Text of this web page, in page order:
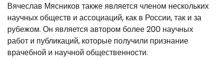
Вячеслав Мясников также является членом нескольких
научных обществ и ассоциаций, как в России, так и за
рубежом. Он является автором более 200 научных
работ и публикаций, которые получили признание
врачебной и научной общественности.